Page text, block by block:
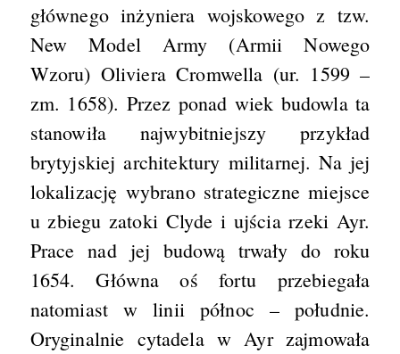
głównego inżyniera wojskowego z tzw.
New Model Army (Armii Nowego
Wzoru) Oliviera Cromwella (ur. 1599 –
zm. 1658). Przez ponad wiek budowla ta
stanowiła najwybitniejszy przykład
brytyjskiej architektury militarnej. Na jej
lokalizację wybrano strategiczne miejsce
u zbiegu zatoki Clyde i ujścia rzeki Ayr.
Prace nad jej budową trwały do roku
1654. Główna oś fortu przebiegała
natomiast w linii północ – południe.
Oryginalnie cytadela w Ayr zajmowała